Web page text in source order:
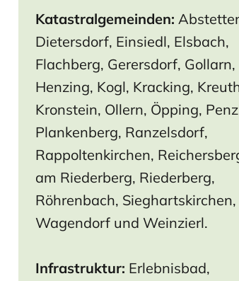
Katastralgemeinden:
Dietersdorf, Einsiedl, Elsbach,
Flachberg, Gerersdorf, Gollarn,
Henzing, Kogl, Kracking,
Kronstein, Ollern, Öpping,
Plankenberg, Ranzelsdorf,
Rappoltenkirchen,
am Riederberg, Riederberg,
Röhrenbach, Sieghartskirchen,
Wagendorf und Weinzierl.
Infrastruktur: Erlebnisbad,